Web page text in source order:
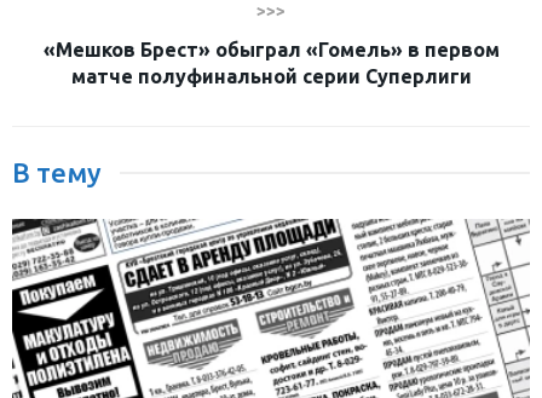
>>>
«Мешков Брест» обыграл «Гомель» в первом
матче полуфинальной серии Суперлиги
В тему